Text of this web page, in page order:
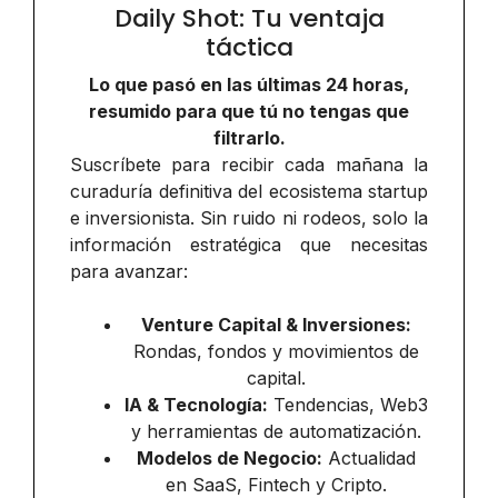
Daily Shot: Tu ventaja
táctica
Lo que pasó en las últimas 24 horas,
resumido para que tú no tengas que
filtrarlo.
Suscríbete para recibir cada mañana la
curaduría definitiva del ecosistema startup
e inversionista. Sin ruido ni rodeos, solo la
información estratégica que necesitas
para avanzar:
Venture Capital & Inversiones:
Rondas, fondos y movimientos de
capital.
IA & Tecnología: Tendencias, Web3
y herramientas de automatización.
Modelos de Negocio: Actualidad
en SaaS, Fintech y Cripto.